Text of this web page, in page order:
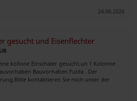
24.06.2026
gesucht und Eisenflechter
kollone Einschaler gesucht.un 1 Kolonne
Bauvorhaben Fulda . Der
kontaktieren Sie mich unter der